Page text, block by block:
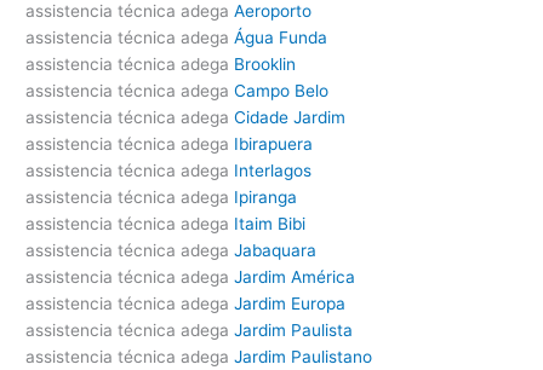
assistencia técnica adega Aeroporto
assistencia técnica adega Água Funda
assistencia técnica adega Brooklin
assistencia técnica adega Campo Belo
assistencia técnica adega Cidade Jardim
assistencia técnica adega Ibirapuera
assistencia técnica adega Interlagos
assistencia técnica adega Ipiranga
assistencia técnica adega Itaim Bibi
assistencia técnica adega Jabaquara
assistencia técnica adega Jardim América
assistencia técnica adega Jardim Europa
assistencia técnica adega Jardim Paulista
assistencia técnica adega Jardim Paulistano